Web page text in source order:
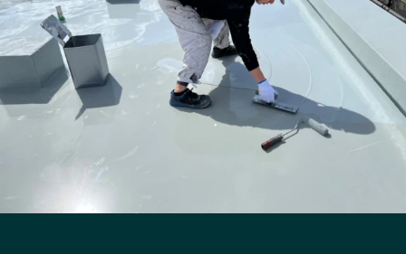
奈良エリア
和歌山エリア
鳥取エリア
島根エリア
岡山エリア
広島エリア
山口エリア
徳島エリア
香川エリア
愛媛エリア
福岡エリア
熊本エリア
大分エリア